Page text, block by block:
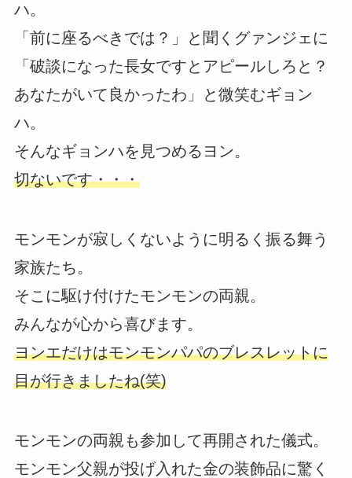
ハ。
「前に座るべきでは？」と聞くグァンジェに
「破談になった長女ですとアピールしろと？
あなたがいて良かったわ」と微笑むギョン
ハ。
そんなギョンハを見つめるヨン。
切ないです・・・
モンモンが寂しくないように明るく振る舞う
家族たち。
そこに駆け付けたモンモンの両親。
みんなが心から喜びます。
ヨンエだけはモンモンパパのブレスレットに
目が行きましたね(笑)
モンモンの両親も参加して再開された儀式。
モンモン父親が投げ入れた金の装飾品に驚く